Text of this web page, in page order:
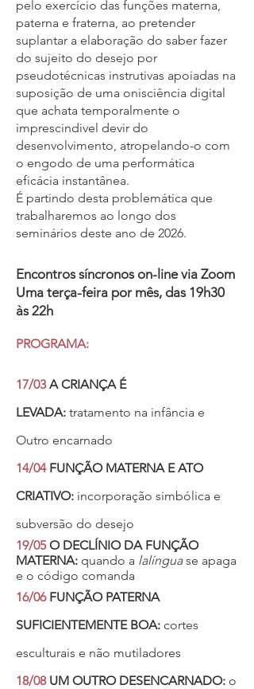
pelo exercício das funções materna,
paterna e fraterna, ao pretender
suplantar a elaboração do saber fazer
do sujeito do desejo por
pseudotécnicas instrutivas apoiadas na
suposição de uma onisciência digital
que achata temporalmente o
imprescindivel devir do
desenvolvimento, atropelando-o com
o engodo de uma performática
eficácia instantânea.
É partindo desta problemática que
trabalharemos ao longo dos
seminários deste ano de 2026.
Encontros síncronos on-line via Zoom
Uma terça-feira por mês, das 19h30
às 22h
PROGRAMA:
17/03A CRIANÇA É
LEVADA: tratamento na infância e
Outro encarnado
14/04 FUNÇÃO MATERNA E ATO
CRIATIVO: incorporação simbólica e
subversão do desejo
19/05 O DECLÍNIO DA FUNÇÃO
MATERNA: quando a lalínguase apaga
e o código comanda
16/06 FUNÇÃO PATERNA
SUFICIENTEMENTE BOA: cortes
esculturais e não mutiladores
18/08 UM OUTRO DESENCARNADO: o